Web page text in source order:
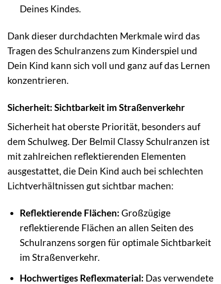
Deines Kindes.
Dank dieser durchdachten Merkmale wird das
Tragen des Schulranzens zum Kinderspiel und
Dein Kind kann sich voll und ganz auf das Lernen
konzentrieren.
Sicherheit: Sichtbarkeit im Straßenverkehr
Sicherheit hat oberste Priorität, besonders auf
dem Schulweg. Der Belmil Classy Schulranzen ist
mit zahlreichen reflektierenden Elementen
ausgestattet, die Dein Kind auch bei schlechten
Lichtverhältnissen gut sichtbar machen:
Reflektierende Flächen: Großzügige
reflektierende Flächen an allen Seiten des
Schulranzens sorgen für optimale Sichtbarkeit
im Straßenverkehr.
Hochwertiges Reflexmaterial: Das verwendete